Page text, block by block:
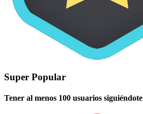
Super Popular
Tener al menos 100 usuarios siguiéndote